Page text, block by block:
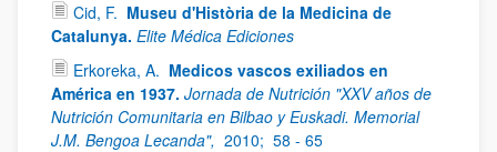
Cid, F. Museu d'Història de la Medicina de
Catalunya. Elite Médica Ediciones
Erkoreka, A. Medicos vascos exiliados en
América en 1937. Jornada de Nutrición "XXV años de
Nutrición Comunitaria en Bilbao y Euskadi. Memorial
J.M. Bengoa Lecanda", 2010; 58 - 65